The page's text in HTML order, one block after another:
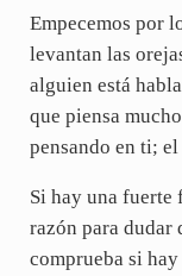
Empecemos por
levantan las
alguien está
que piensa
pensando en ti;
Si hay una fuerte
razón para dudar
comprueba si